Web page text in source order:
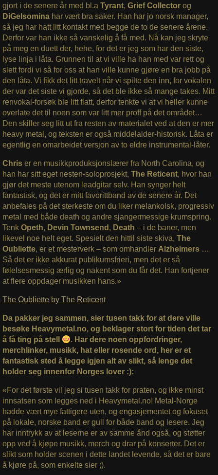
gjort i de senere år med bl.a Tyrant, Grief Collectorog
DiGelsomina har vært bra saker. Han har jo norsk manager,
så jeg har hatt litt kontakt med begge de to de senere årene.
Derfor var han ikke så vanskelig å få med. Nå kan jeg skryte
på meg en duett der, hehe, for det er jeg som har den siste,
lyse linja i låta. Grunnen til at vi ville ha han med var rett og
slett fordi vi så for oss at han ville kunne gjøre en bra jobb på
den låta. Vi fikk det litt travelt når vi spilte den inn, for vokalen
der var det siste vi gjorde, så det ble ikke så mange takes. Mitt
renvokal-forsøk ble litt flatt, derfor tenkte vi at vi heller kunne
overlate det til noen som var litt mer proff på det området…
Den skiller seg litt ut fra resten av materialet ved at den er mer
heavy metal, og teksten er også middelalder-historisk. Låta er
egentlig en omarbeidet versjon av to eldre instrumental-låter.
Chris er en musikkproduksjonslærer fra North Carolina, og
han har sitt eget nesten-soloprosjekt, The Reticent, hvor han
gjør det meste utenom leadgitar selv. Han synger helt
fantastisk, og det er mitt favorittband av de senere år. Det
anbefales på det sterkeste om du liker melankolsk, progressiv
metal med både death og andre sjangermessige krumspring.
Tenk Opeth, Devin Townsend , Death – i de baner, men
likevel noe helt eget. Spesielt den hittil siste skiva, The
Oubliette, er et mesterverk – som omhandler Alzheimers …
Så det er ikke akkurat publikumsfrieri, men det er så
følelsesmessig ærlig og nakent som du får det. Han fortjener
at flere oppdager musikken hans.»
The Oubliette by The Reticent
Da pakker jeg sammen, sier tusen takk for at dere ville
besøke Heavymetal.no, og beklager stort for tiden det tar
å få ting på stell
. Har dere noen oppfordringer,
merchlinker, musikk, hat eller rosende ord, her er et
fantastisk sted å legge igjen alt av slikt, så lenge det
holder seg innenfor Norges lover :):
«For det første vil jeg si tusen takk for praten, og ikke minst
innsatsen som legges ned i Heavymetal.no! Metal-Norge
hadde vært mye fattigere uten, og engasjementet og fokuset
på lokale, norske band er gull for både band og lesere. Jeg
har inntrykk av at leserne er av samme ånd også, og støtter
opp ved å kjøpe musikk, merch og drar på konserter. Det er
slikt som holder scenen i dette landet levende, så det er bare
å kjøre på, som enkelte sier ;).